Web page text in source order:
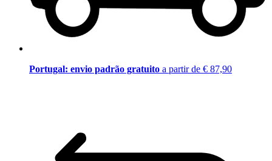
Portugal: envio padrão gratuito a partir de € 87,90